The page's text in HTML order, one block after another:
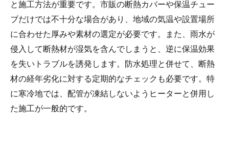
と施工方法が重要です。市販の断熱カバーや保温チュー
ブだけでは不十分な場合があり、地域の気温や設置場所
に合わせた厚みや素材の選定が必要です。また、雨水が
侵入して断熱材が湿気を含んでしまうと、逆に保温効果
を失いトラブルを誘発します。防水処理と併せて、断熱
材の経年劣化に対する定期的なチェックも必要です。特
に寒冷地では、配管が凍結しないようヒーターと併用し
た施工が一般的です。